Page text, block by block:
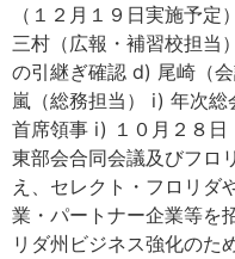
（１２月１９日実施予
三村（広報・補習校担当
の引継ぎ確認 d) 尾崎（
嵐（総務担当） i) 年次
首席領事 i) １０月２８日
東部会合同会議及びフロ
え、セレクト・フロリダ
業・パートナー企業等を
リダ州ビジネス強化のた